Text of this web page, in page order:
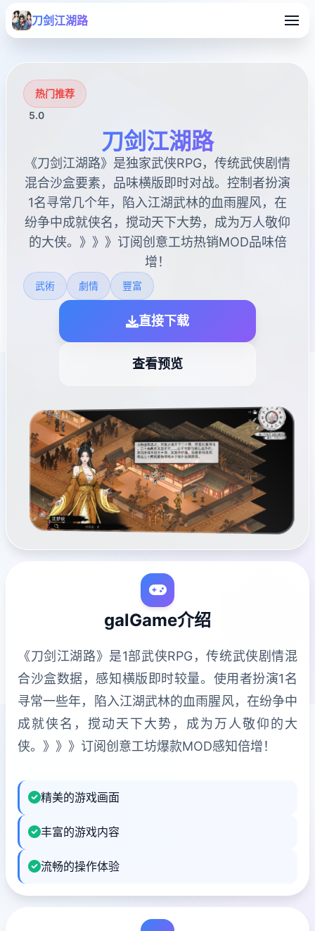
刀剑江湖路
热门推荐
5.0
刀剑江湖路
《刀剑江湖路》是独家武侠RPG，传统武侠剧情
混合沙盒要素，品味横版即时对战。控制者扮演
1名寻常几个年，陷入江湖武林的血雨腥风，在
纷争中成就侠名，搅动天下大势，成为万人敬仰
的大侠。》》》订阅创意工坊热销MOD品味倍
增！
武術 劇情 豐富
直接下载
查看预览
galGame介绍
《刀剑江湖路》是1部武侠RPG，传统武侠剧情混
合沙盒数据，感知横版即时较量。使用者扮演1名
寻常一些年，陷入江湖武林的血雨腥风，在纷争中
成就侠名，搅动天下大势，成为万人敬仰的大
侠。》》》订阅创意工坊爆款MOD感知倍增！
精美的游戏画面
丰富的游戏内容
流畅的操作体验